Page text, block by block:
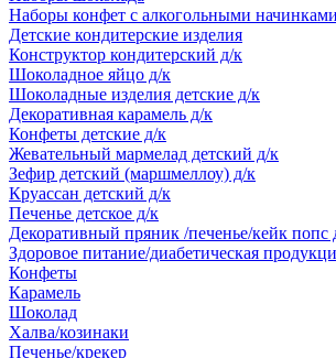
Наборы конфет с алкогольными начинками
Детские кондитерские изделия
Конструктор кондитерский д/к
Шоколадное яйцо д/к
Шоколадные изделия детские д/к
Декоративная карамель д/к
Конфеты детские д/к
Жевательный мармелад детский д/к
Зефир детский (маршмеллоу) д/к
Круассан детский д/к
Печенье детское д/к
Декоративный пряник /печенье/кейк попс
Здоровое питание/диабетическая
Конфеты
Карамель
Шоколад
Халва/козинаки
Печенье/крекер